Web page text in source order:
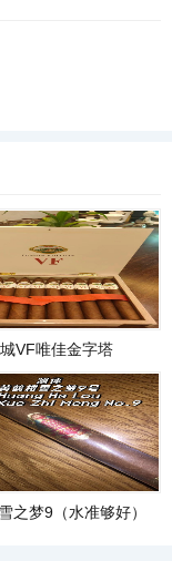
VF唯佳金字塔
之梦9（水准够好）